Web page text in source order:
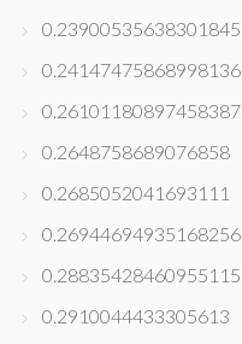
0.23900535638301845
0.24147475868998136
0.26101180897458387
0.2648758689076858
0.2685052041693111
0.26944694935168256
0.28835428460955115
0.2910044433305613